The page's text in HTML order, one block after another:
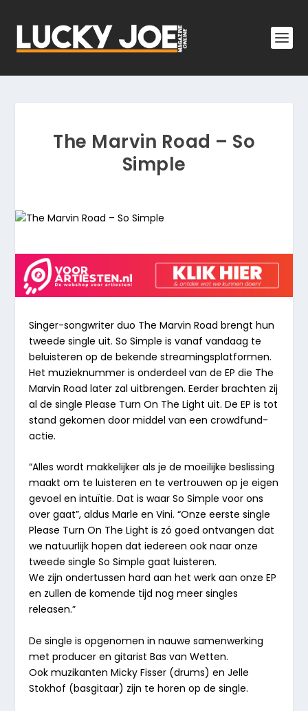
The Marvin Road – So
Simple
Singer-songwriter duo The Marvin Road brengt hun
tweede single uit. So Simple is vanaf vandaag te
beluisteren op de bekende streamingsplatformen.
Het muzieknummer is onderdeel van de EP die The
Marvin Road later zal uitbrengen. Eerder brachten zij
al de single Please Turn On The Light uit. De EP is tot
stand gekomen door middel van een crowdfund-
actie.
“Alles wordt makkelijker als je de moeilijke beslissing
maakt om te luisteren en te vertrouwen op je eigen
gevoel en intuïtie. Dat is waar So Simple voor ons
over gaat”, aldus Marle en Vini. “Onze eerste single
Please Turn On The Light is zó goed ontvangen dat
we natuurlijk hopen dat iedereen ook naar onze
tweede single So Simple gaat luisteren.
We zijn ondertussen hard aan het werk aan onze EP
en zullen de komende tijd nog meer singles
releasen.”
De single is opgenomen in nauwe samenwerking
met producer en gitarist Bas van Wetten.
Ook muzikanten Micky Fisser (drums) en Jelle
Stokhof (basgitaar) zijn te horen op de single.